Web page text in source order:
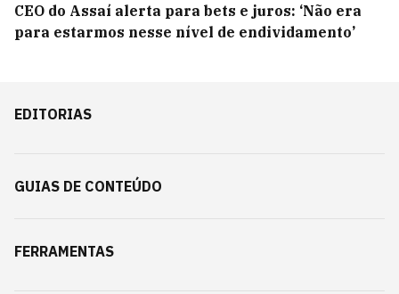
CEO do Assaí alerta para bets e juros: ‘Não era
para estarmos nesse nível de endividamento’
EDITORIAS
GUIAS DE CONTEÚDO
FERRAMENTAS